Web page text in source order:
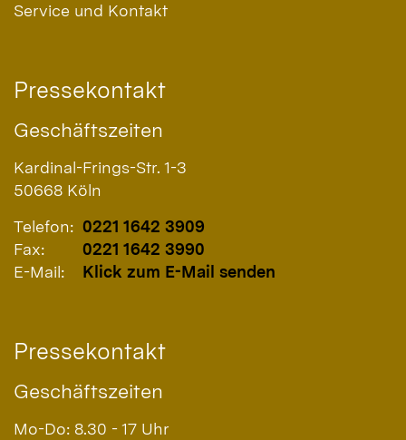
Service und Kontakt
Pressekontakt
Geschäftszeiten
Kardinal-Frings-Str. 1-3
50668 Köln
Telefon: 0221 1642 3909
Fax:
0221 1642 3990
E-Mail:
Klick zum E-Mail senden
Pressekontakt
Geschäftszeiten
Mo-Do: 8.30 - 17 Uhr